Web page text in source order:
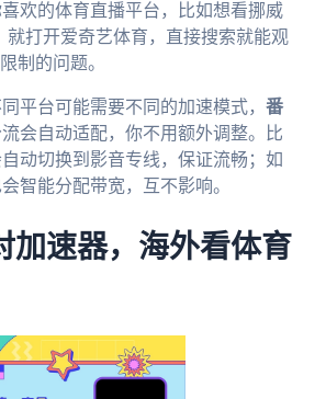
欢的体育直播平台，比如想看挪威
就打开爱奇艺体育，直接搜索就能观
制的问题。
平台可能需要不同的加速模式， 番
会自动适配，你不用额外调整。比
动切换到影音专线，保证流畅；如
智能分配带宽，互不影响。
加速器，海外看体育